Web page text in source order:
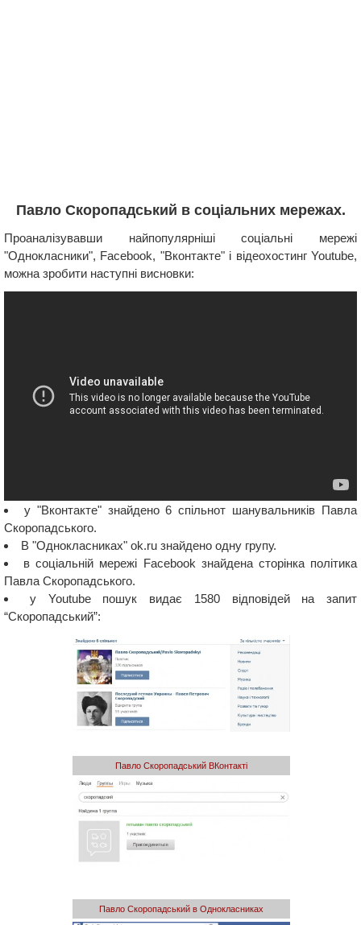
Павло Скоропадський в соціальних мережах.
Проаналізувавши найпопулярніші соціальні мережі
"Однокласники", Facebook, "Вконтакте" і відеохостинг Youtube,
можна зробити наступні висновки:
у "Вконтакте" знайдено 6 спільнот шанувальників Павла
Скоропадського.
В "Однокласниках" ok.ru знайдено одну групу.
в соціальній мережі Facebook знайдена сторінка політика
Павла Скоропадського.
у Youtube пошук видає 1580 відповідей на запит
“Скоропадський”:
Павло Скоропадський ВКонтакті
Павло Скоропадський в Однокласниках